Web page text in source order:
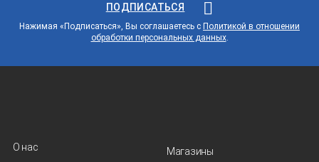
ПОДПИСАТЬСЯ
Нажимая «Подписаться», Вы соглашаетесь с Политикой в отношении
обработки персональных данных.
О нас
Магазины